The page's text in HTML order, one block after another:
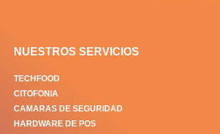
NUESTROS SERVICIOS
TECHFOOD
CITOFONIA
CAMARAS DE SEGURIDAD
HARDWARE DE POS